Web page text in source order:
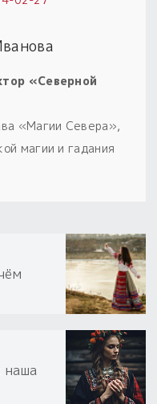
«Северной
«Магии Севера»,
магии и гадания
наша